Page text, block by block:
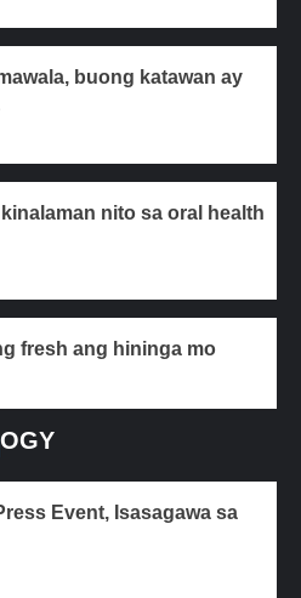
buong katawan ay
nito sa oral health
fresh ang hininga mo
Event, Isasagawa sa